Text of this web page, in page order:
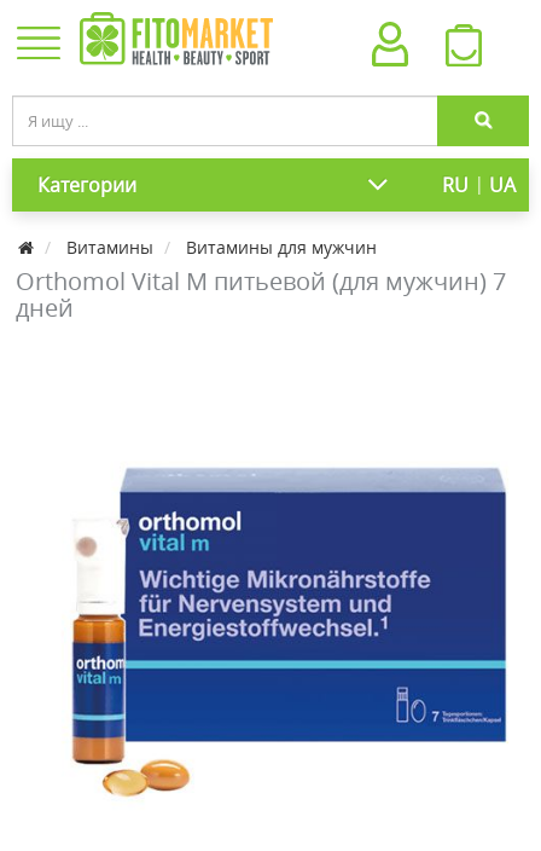
Категории RU | UA
Витамины Витамины для мужчин
Orthomol Vital M питьевой (для мужчин) 7
дней